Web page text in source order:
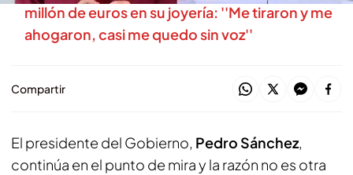
millón de euros en su joyería: ''Me tiraron y me
ahogaron, casi me quedo sin voz''
Compartir
El presidente del Gobierno, Pedro Sánchez,
continúa en el punto de mira y la razón no es otra